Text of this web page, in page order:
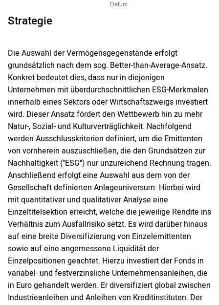
Strategie
Die Auswahl der Vermögensgegenstände erfolgt
grundsätzlich nach dem sog. Better-than-Average-Ansatz.
Konkret bedeutet dies, dass nur in diejenigen
Unternehmen mit überdurchschnittlichen ESG-Merkmalen
innerhalb eines Sektors oder Wirtschaftszweigs investiert
wird. Dieser Ansatz fördert den Wettbewerb hin zu mehr
Natur-, Sozial- und Kulturverträglichkeit. Nachfolgend
werden Ausschlusskriterien definiert, um die Emittenten
von vornherein auszuschließen, die den Grundsätzen zur
Nachhaltigkeit ("ESG") nur unzureichend Rechnung tragen.
Anschließend erfolgt eine Auswahl aus dem von der
Gesellschaft definierten Anlageuniversum. Hierbei wird
mit quantitativer und qualitativer Analyse eine
Einzeltitelsektion erreicht, welche die jeweilige Rendite ins
Verhältnis zum Ausfallrisiko setzt. Es wird darüber hinaus
auf eine breite Diversifizierung von Einzelemittenten
sowie auf eine angemessene Liquidität der
Einzelpositionen geachtet. Hierzu investiert der Fonds in
variabel- und festverzinsliche Unternehmensanleihen, die
in Euro gehandelt werden. Er diversifiziert global zwischen
Industrieanleihen und Anleihen von Kreditinstituten. Der